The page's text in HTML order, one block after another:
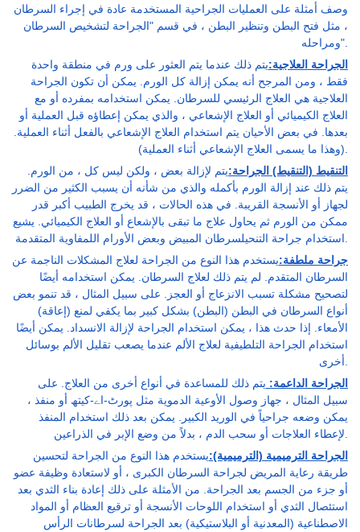
وصف أمثلة على العمليات الجراحية المستخدمة عادة في إجراء السرطان
، مثل فتح البطن وتنظير البطن ، في قسم "الجراحة لتشخيص السرطان
ومراحله".
الجراحة العلاجية:يتم ذلك عندما يتم العثور على ورم في منطقة واحدة
فقط ، ومن المرجح أنه يمكن إزالة كل الورم. يمكن أن تكون الجراحة
العلاجية هي العلاج الرئيسي للسرطان. يمكن استخدامه بمفرده أو مع
العلاج الكيميائي أو العلاج الإشعاعي ، والذي يمكن إعطاؤه قبل العملية أو
بعدها. في بعض الأحيان يتم استخدام العلاج الإشعاعي بالفعل أثناء العملية.
(وهذا ما يسمى العلاج الإشعاعي أثناء العملية).
التنقيط (التنقيط) الجراحة:يتم لإزالة بعض ، ولكن ليس كل ، من الورم.
يتم ذلك عند إزالة الورم بأكمله والذي من شأنه أن يسبب الكثير من الضرر
لجهاز أو الأنسجة القريبة. في هذه الحالات ، قد يخرج الطبيب أكبر قدر
ممكن من الورم ثم يحاول علاج ما تبقى بالإشعاع أو العلاج الكيميائي. يشيع
استخدام جراحة التنحيلسرطان المبيض وبعض الأورام اللمفاوية المتقدمة.
جراحة ملطفة:يستخدم هذا النوع من الجراحة لعلاج المشكلات الناجمة عن
السرطان المتقدم. لم يتم ذلك لعلاج السرطان. يمكن استخدامه أيضًا
لتصحيح مشكلة تسبب الانزعاج أو العجز. على سبيل المثال ، قد تنمو بعض
أنواع السرطان في البطن (البطن) بشكل كبير بما يكفي لمنع (إعاقة)
الأمعاء. إذا حدث هذا ، يمكن استخدام الجراحة لإزالة الانسداد. يمكن أيضًا
استخدام الجراحة التلطيفية لعلاج الألم عندما يصعب تقليل الألم بوسائل
أخرى.
الجراحة الداعمة: يتم ذلك للمساعدة في أنواع أخرى من العلاج. على
سبيل المثال ، جهاز وصول الأوعية الدموية مثل پورٹ-اے-کیتھ أو منفذ ،
يمكن وضعه جراحياً في الوريد الكبير. يمكن بعد ذلك استخدام المنفذ
لإعطاء العلاجات أو سحب الدم ، بدلاً من وضع الإبر في الذراعين.
الجراحة الترميمية (الترميمية):يستخدم هذا النوع من الجراحة لتحسين
طريقة رعاية المريض لجراحة السرطان الكبرى ، أو لاستعادة وظيفة عضو
أو جزء من الجسم بعد الجراحة. من الأمثلة على ذلك إعادة بناء الثدي بعد
استئصال الثدي أو استخدام اللوحات الأنسجة أو ترقيع العظام أو المواد
الاصطناعية (المعدنية أو البلاستيكية) بعد الجراحة لسرطانات الرأس